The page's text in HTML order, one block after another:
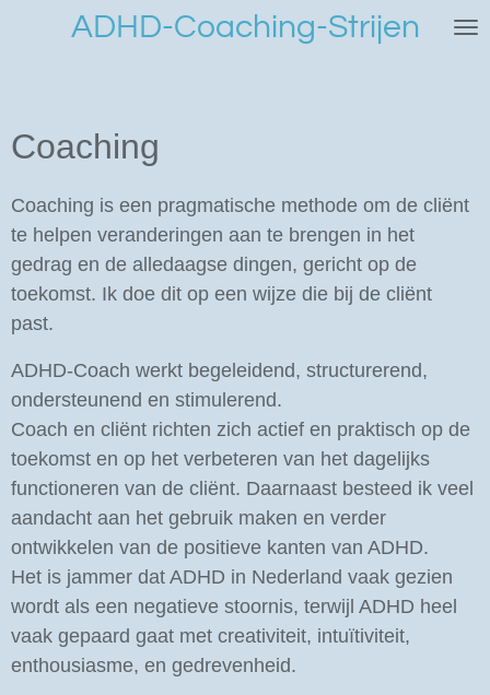
ADHD-Coaching-Strijen
Coaching
Coaching is een pragmatische methode om de cliënt
te helpen veranderingen aan te brengen in het
gedrag en de alledaagse dingen, gericht op de
toekomst. Ik doe dit op een wijze die bij de cliënt
past.
ADHD-Coach werkt begeleidend, structurerend,
ondersteunend en stimulerend.
Coach en cliënt richten zich actief en praktisch op de
toekomst en op het verbeteren van het dagelijks
functioneren van de cliënt. Daarnaast besteed ik veel
aandacht aan het gebruik maken en verder
ontwikkelen van de positieve kanten van ADHD.
Het is jammer dat ADHD in Nederland vaak gezien
wordt als een negatieve stoornis, terwijl ADHD heel
vaak gepaard gaat met creativiteit, intuïtiviteit,
enthousiasme, en gedrevenheid.